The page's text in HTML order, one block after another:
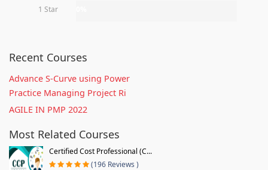
1 Star
Recent Courses
Advance S-Curve using Power
Practice Managing Project Ri
AGILE IN PMP 2022
Most Related Courses
Certified Cost Professional (C...
(196 Reviews )